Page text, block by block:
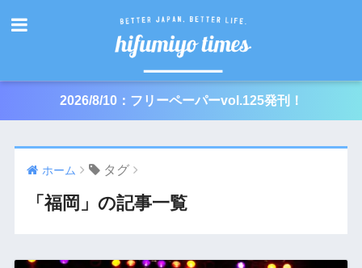
2026/8/10：フリーペーパーvol.125発刊！
ホーム タグ
「福岡」の記事一覧